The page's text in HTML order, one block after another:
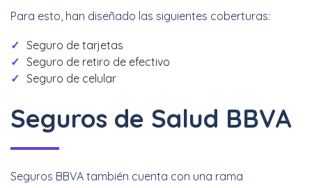
Para esto, han diseñado las siguientes coberturas:
Seguro de tarjetas
Seguro de retiro de efectivo
Seguro de celular
Seguros de Salud BBVA
Seguros BBVA también cuenta con una rama